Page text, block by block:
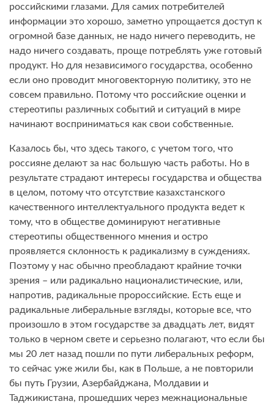
российскими глазами. Для самих потребителей
информации это хорошо, заметно упрощается доступ к
огромной базе данных, не надо ничего переводить, не
надо ничего создавать, проще потреблять уже готовый
продукт. Но для независимого государства, особенно
если оно проводит многовекторную политику, это не
совсем правильно. Потому что российские оценки и
стереотипы различных событий и ситуаций в мире
начинают восприниматься как свои собственные.
Казалось бы, что здесь такого, с учетом того, что
россияне делают за нас большую часть работы. Но в
результате страдают интересы государства и общества
в целом, потому что отсутствие казахстанского
качественного интеллектуального продукта ведет к
тому, что в обществе доминируют негативные
стереотипы общественного мнения и остро
проявляется склонность к радикализму в суждениях.
Поэтому у нас обычно преобладают крайние точки
зрения – или радикально националистические, или,
напротив, радикальные пророссийские. Есть еще и
радикальные либеральные взгляды, которые все, что
произошло в этом государстве за двадцать лет, видят
только в черном свете и серьезно полагают, что если бы
мы 20 лет назад пошли по пути либеральных реформ,
то сейчас уже жили бы, как в Польше, а не повторили
бы путь Грузии, Азербайджана, Молдавии и
Таджикистана, прошедших через межнациональные